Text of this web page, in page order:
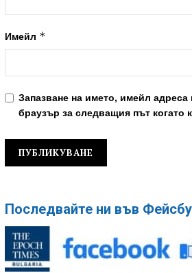
Имейл *
Запазване на името, имейл адреса
браузър за следващия път когато
Последвайте ни във